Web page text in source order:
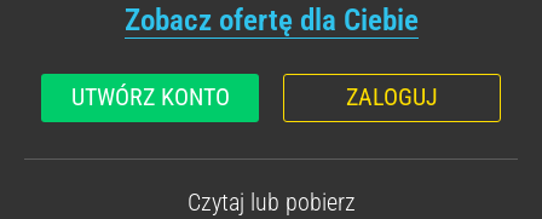
Zobacz ofertę dla Ciebie
UTWÓRZ KONTO ZALOGUJ
Czytaj lub pobierz